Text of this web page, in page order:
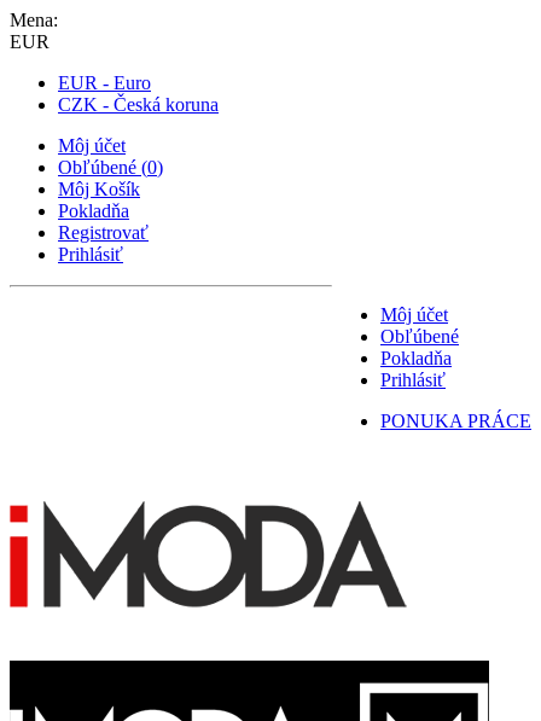
Mena:
EUR
EUR - Euro
CZK - Česká koruna
Môj účet
Obľúbené (0)
Môj Košík
Pokladňa
Registrovať
Prihlásiť
Môj účet
Obľúbené
Pokladňa
Prihlásiť
PONUKA PRÁCE